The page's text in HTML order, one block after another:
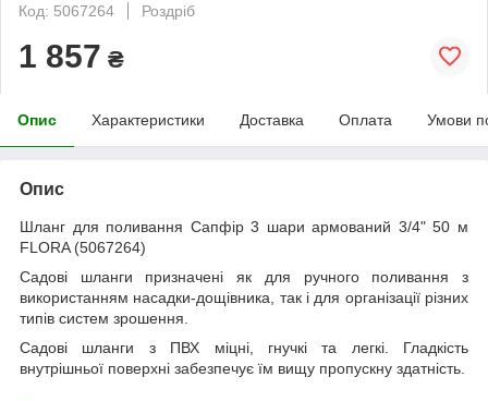
Код: 5067264
Роздріб
1 857 ₴
Опис Характеристики Доставка Оплата Умови
Опис
Шланг для поливання Сапфір 3 шари армований 3/4" 50 м
FLORA (5067264)
Садові шланги призначені як для ручного поливання з
використанням насадки-дощівника, так і для організації різних
типів систем зрошення.
Садові шланги з ПВХ міцні, гнучкі та легкі. Гладкість
внутрішньої поверхні забезпечує їм вищу пропускну здатність.